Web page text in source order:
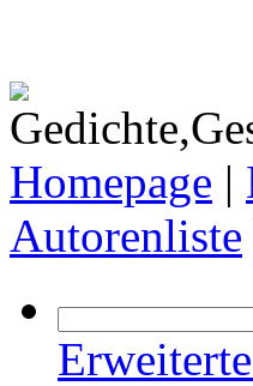
Homepage |
Autorenliste